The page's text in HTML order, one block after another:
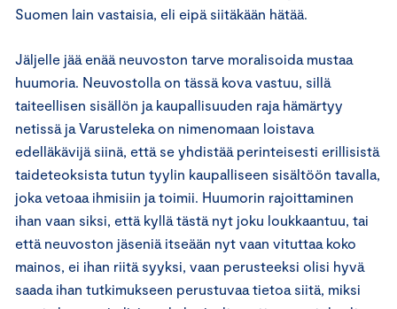
Suomen lain vastaisia, eli eipä siitäkään hätää.
Jäljelle jää enää neuvoston tarve moralisoida mustaa
huumoria. Neuvostolla on tässä kova vastuu, sillä
taiteellisen sisällön ja kaupallisuuden raja hämärtyy
netissä ja Varusteleka on nimenomaan loistava
edelläkävijä siinä, että se yhdistää perinteisesti erillisistä
taideteoksista tutun tyylin kaupalliseen sisältöön tavalla,
joka vetoaa ihmisiin ja toimii. Huumorin rajoittaminen
ihan vaan siksi, että kyllä tästä nyt joku loukkaantuu, tai
että neuvoston jäseniä itseään nyt vaan vituttaa koko
mainos, ei ihan riitä syyksi, vaan perusteeksi olisi hyvä
saada ihan tutkimukseen perustuvaa tietoa siitä, miksi